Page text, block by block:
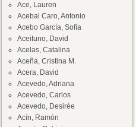
Ace, Lauren
Acebal Caro, Antonio
Acebo García, Sofía
Aceituno, David
Acelas, Catalina
Aceña, Cristina M.
Acera, David
Acevedo, Adriana
Acevedo, Carlos
Acevedo, Desirée
Acín, Ramón